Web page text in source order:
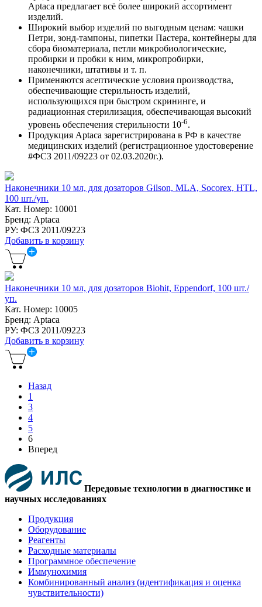
Aptaca предлагает всё более широкий ассортимент
изделий.
Широкий выбор изделий по выгодным ценам: чашки
Петри, зонд-тампоны, пипетки Пастера, контейнеры для
сбора биоматериала, петли микробиологические,
пробирки и пробки к ним, микропробирки,
наконечники, штативы и т. п.
Применяются асептические условия производства,
обеспечивающие стерильность изделий,
использующихся при быстром скрининге, и
радиационная стерилизация, обеспечивающая высокий
уровень обеспечения стерильности 10-6.
Продукция Aptaca зарегистрирована в РФ в качестве
медицинских изделий (регистрационное удостоверение
#ФСЗ 2011/09223 от 02.03.2020г.).
Наконечники 10 мл, для дозаторов Gilson, MLA, Socorex, HTL,
100 шт./уп.
Кат. Номер: 10001
Бренд: Aptaca
РУ: ФСЗ 2011/09223
Добавить в корзину
Наконечники 10 мл, для дозаторов Biohit, Eppendorf, 100 шт./
уп.
Кат. Номер: 10005
Бренд: Aptaca
РУ: ФСЗ 2011/09223
Добавить в корзину
Назад
1
3
4
5
6
Вперед
Передовые технологии в диагностике и
научных исследованиях
Продукция
Оборудование
Реагенты
Расходные материалы
Программное обеспечение
Иммунохимия
Комбинированный анализ (идентификация и оценка
чувствительности)